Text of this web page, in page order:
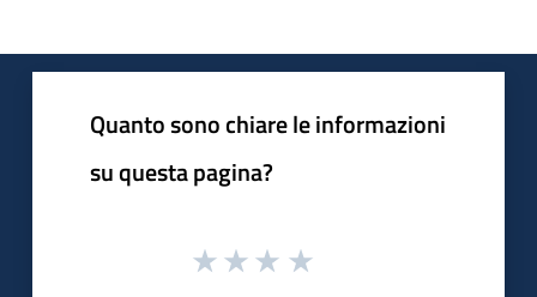
Quanto sono chiare le informazioni
su questa pagina?